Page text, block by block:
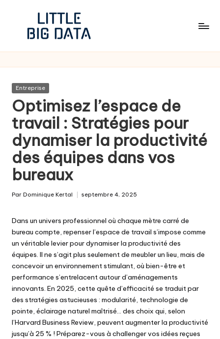
Posted
Entreprise
Optimisez l’espace de
travail : Stratégies pour
dynamiser la productivité
des équipes dans vos
bureaux
Par Dominique Kertal septembre 4, 2025
Dans un univers professionnel où chaque mètre carré de
bureau compte, repenser l’espace de travail s’impose comme
un véritable levier pour dynamiser la productivité des
équipes. Il ne s’agit plus seulement de meubler un lieu, mais de
concevoir un environnement stimulant, où bien-être et
performance s’entrelacent autour d’aménagements
innovants. En 2025, cette quête d’efficacité se traduit par
des stratégies astucieuses : modularité, technologie de
pointe, éclairage naturel maîtrisé… des choix qui, selon
l’Harvard Business Review, peuvent augmenter la productivité
jusqu’à 25 % ! Préparez-vous à challenger vos idées reçues